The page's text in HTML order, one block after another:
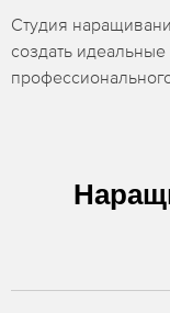
Студия
создать